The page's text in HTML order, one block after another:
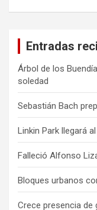
Entradas
Árbol de los
soledad
Sebastián Bach
Linkin Park llegará
Falleció Alfonso
Bloques urbanos
Crece presencia de